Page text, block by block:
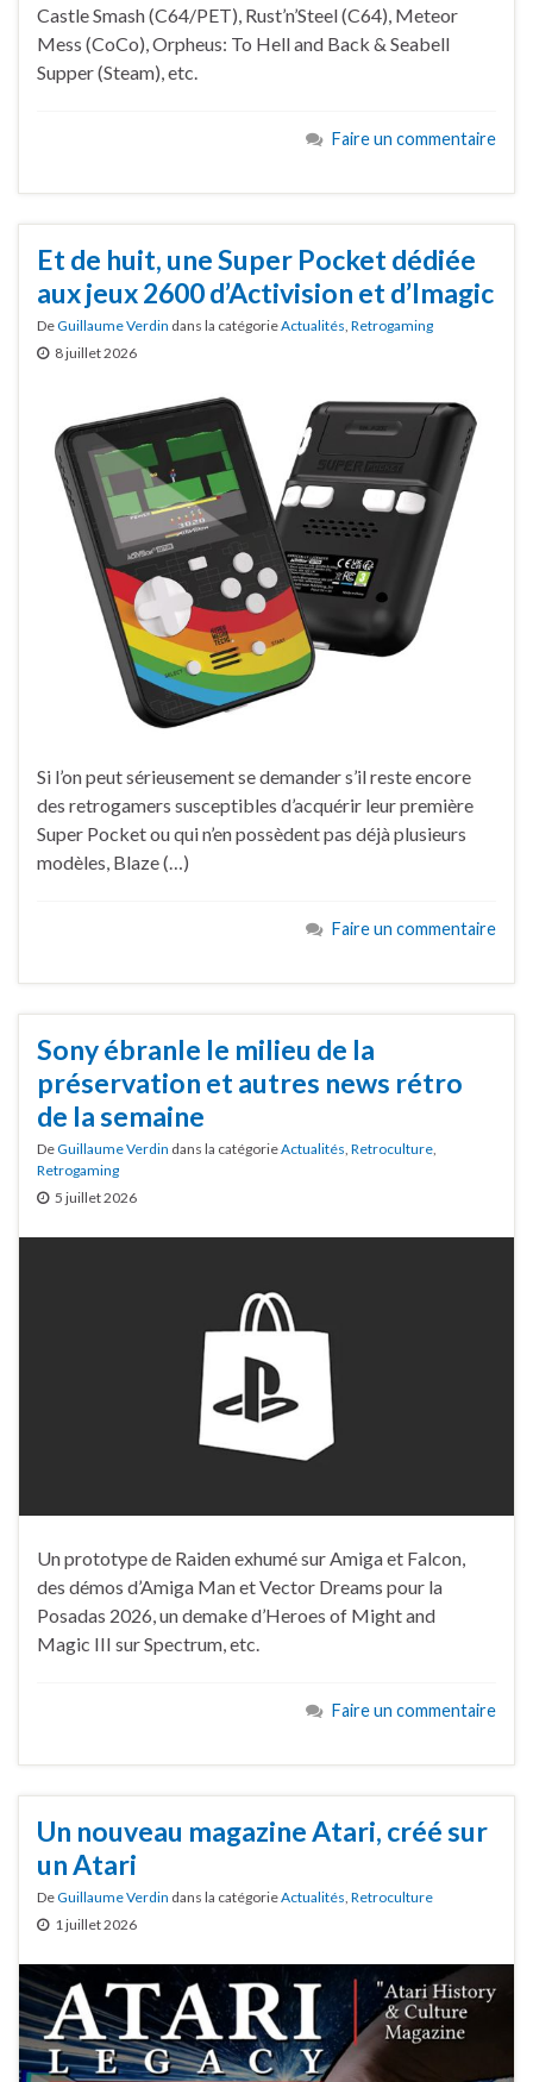
Castle Smash (C64/PET), Rust’n’Steel (C64), Meteor
Mess (CoCo), Orpheus: To Hell and Back & Seabell
Supper (Steam), etc.
Faire un commentaire
Et de huit, une Super Pocket dédiée
aux jeux 2600 d’Activision et d’Imagic
DeGuillaume Verdin dans la catégorieActualités Retrogaming
8 juillet 2026
Si l’on peut sérieusement se demander s’il reste encore
des retrogamers susceptibles d’acquérir leur première
Super Pocket ou qui n’en possèdent pas déjà plusieurs
modèles, Blaze (…)
Faire un commentaire
Sony ébranle le milieu de la
préservation et autres news rétro
de la semaine
DeGuillaume Verdin dans la catégorieActualités Retroculture
Retrogaming
5 juillet 2026
Un prototype de Raiden exhumé sur Amiga et Falcon,
des démos d’Amiga Man et Vector Dreams pour la
Posadas 2026, un demake d’Heroes of Might and
Magic III sur Spectrum, etc.
Faire un commentaire
Un nouveau magazine Atari, créé sur
un Atari
DeGuillaume Verdin dans la catégorieActualités Retroculture
1 juillet 2026